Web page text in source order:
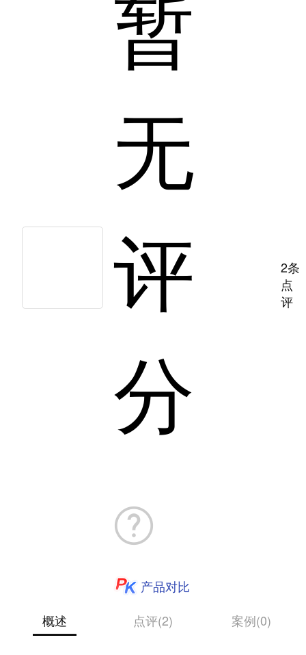
暂
无
评
分
2条
点
评
产品对比
概述
点评(2) 案例(0)